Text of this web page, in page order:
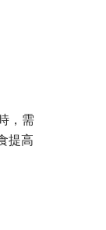
，需
提高